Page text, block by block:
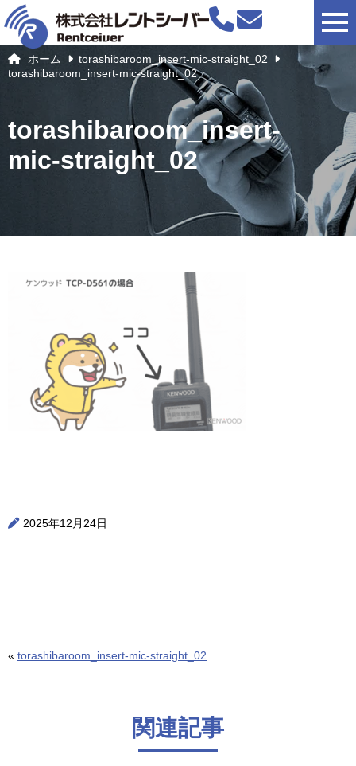
ホーム
torashibaroom_insert-mic-straight_02
torashibaroom_insert-mic-straight_02
torashibaroom_insert-
mic-straight_02
2025年12月24日
« torashibaroom_insert-mic-straight_02
関連記事